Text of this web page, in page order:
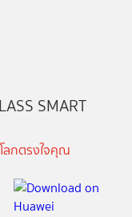
SMART
ลกตรงใจคุณ